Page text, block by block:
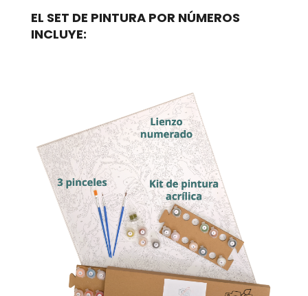
EL SET DE PINTURA POR NÚMEROS
INCLUYE: